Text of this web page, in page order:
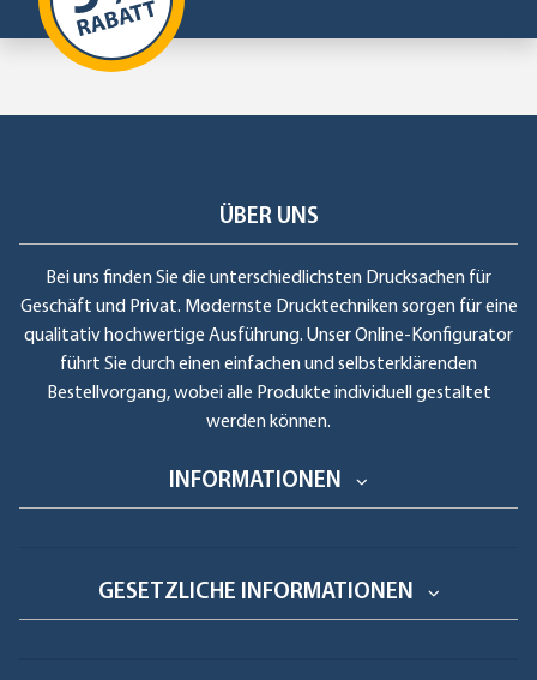
ÜBER UNS
Bei uns finden Sie die unterschiedlichsten Drucksachen für
Geschäft und Privat. Modernste Drucktechniken sorgen für eine
qualitativ hochwertige Ausführung. Unser Online-Konfigurator
führt Sie durch einen einfachen und selbsterklärenden
Bestellvorgang, wobei alle Produkte individuell gestaltet
werden können.
INFORMATIONEN
GESETZLICHE INFORMATIONEN